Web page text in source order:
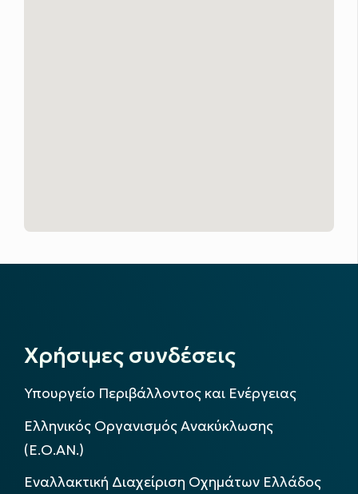
Χρήσιμες συνδέσεις
Υπουργείο Περιβάλλοντος και Ενέργειας
Ελληνικός Οργανισμός Ανακύκλωσης
(Ε.Ο.ΑΝ.)
Εναλλακτική Διαχείριση Οχημάτων Ελλάδος